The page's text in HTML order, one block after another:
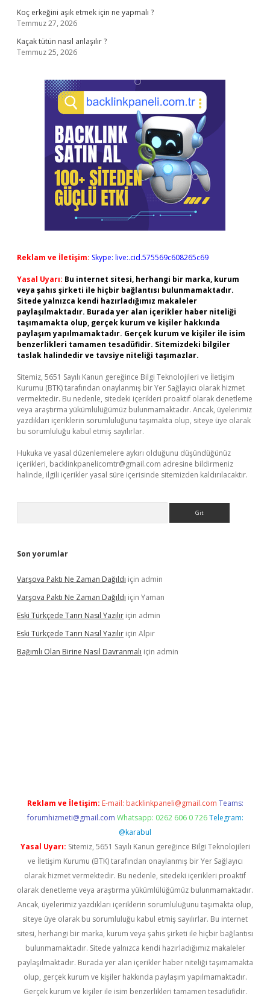
Koç erkeğini aşık etmek için ne yapmalı ?
Temmuz 27, 2026
Kaçak tütün nasıl anlaşılır ?
Temmuz 25, 2026
Reklam ve İletişim: Skype: live:.cid.575569c608265c69
Yasal Uyarı: Bu internet sitesi, herhangi bir marka, kurum
veya şahıs şirketi ile hiçbir bağlantısı bulunmamaktadır.
Sitede yalnızca kendi hazırladığımız makaleler
paylaşılmaktadır. Burada yer alan içerikler haber niteliği
taşımamakta olup, gerçek kurum ve kişiler hakkında
paylaşım yapılmamaktadır. Gerçek kurum ve kişiler ile isim
benzerlikleri tamamen tesadüfidir. Sitemizdeki bilgiler
taslak halindedir ve tavsiye niteliği taşımazlar.
Sitemiz, 5651 Sayılı Kanun gereğince Bilgi Teknolojileri ve İletişim
Kurumu (BTK) tarafından onaylanmış bir Yer Sağlayıcı olarak hizmet
vermektedir. Bu nedenle, sitedeki içerikleri proaktif olarak denetleme
veya araştırma yükümlülüğümüz bulunmamaktadır. Ancak, üyelerimiz
yazdıkları içeriklerin sorumluluğunu taşımakta olup, siteye üye olarak
bu sorumluluğu kabul etmiş sayılırlar.
Hukuka ve yasal düzenlemelere aykırı olduğunu düşündüğünüz
içerikleri, backlinkpanelicomtr@gmail.com adresine bildirmeniz
halinde, ilgili içerikler yasal süre içerisinde sitemizden kaldırılacaktır.
Son yorumlar
Varşova Paktı Ne Zaman Dağıldı için admin
Varşova Paktı Ne Zaman Dağıldı için Yaman
Eski Türkçede Tanrı Nasıl Yazılır için admin
Eski Türkçede Tanrı Nasıl Yazılır için Alpır
Bağımlı Olan Birine Nasıl Davranmalı için admin
Reklam ve İletişim: E-mail: backlinkpaneli@gmail.com Teams:
forumhizmeti@gmail.com Whatsapp: 0262 606 0 726 Telegram:
@karabul
Yasal Uyarı: Sitemiz, 5651 Sayılı Kanun gereğince Bilgi Teknolojileri
ve İletişim Kurumu (BTK) tarafından onaylanmış bir Yer Sağlayıcı
olarak hizmet vermektedir. Bu nedenle, sitedeki içerikleri proaktif
olarak denetleme veya araştırma yükümlülüğümüz bulunmamaktadır.
Ancak, üyelerimiz yazdıkları içeriklerin sorumluluğunu taşımakta olup,
siteye üye olarak bu sorumluluğu kabul etmiş sayılırlar. Bu internet
sitesi, herhangi bir marka, kurum veya şahıs şirketi ile hiçbir bağlantısı
bulunmamaktadır. Sitede yalnızca kendi hazırladığımız makaleler
paylaşılmaktadır. Burada yer alan içerikler haber niteliği taşımamakta
olup, gerçek kurum ve kişiler hakkında paylaşım yapılmamaktadır.
Gerçek kurum ve kişiler ile isim benzerlikleri tamamen tesadüfidir.